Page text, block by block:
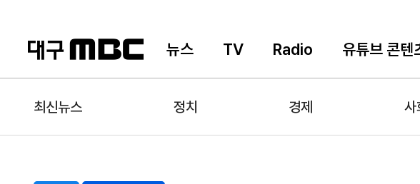
뉴스 TV Radio 유튜브 콘텐
최신뉴스 정치 경제 사